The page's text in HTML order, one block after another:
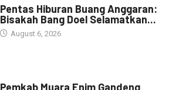
Pentas Hiburan Buang Anggaran:
Bisakah Bang Doel Selamatkan...
August 6, 2026
Pemkab Muara Enim Gandeng